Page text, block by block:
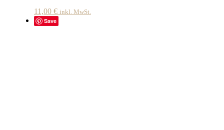
11,00 € inkl. MwSt.
Save